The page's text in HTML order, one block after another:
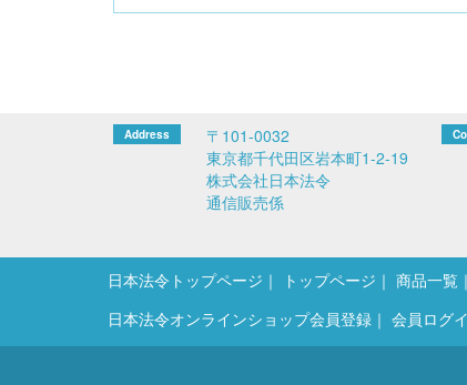
〒101-0032
東京都千代田区岩本町1-2-19
株式会社日本法令
通信販売係
日本法令トップページ トップページ 商品一覧
日本法令オンラインショップ会員登録
会員ログ